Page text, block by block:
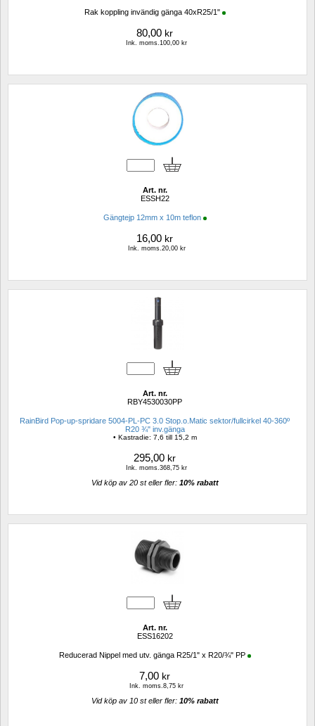
Rak koppling invändig gänga 40xR25/1"
80,00 kr
Ink. moms.100,00 kr
Art. nr.
ESSH22
Gängtejp 12mm x 10m teflon
16,00 kr
Ink. moms.20,00 kr
Art. nr.
RBY4530030PP
RainBird Pop-up-spridare 5004-PL-PC 3.0 Stop.o.Matic sektor/fullcirkel 40-360º
R20 ¾" inv.gänga
• Kastradie: 7,6 till 15,2 m
295,00 kr
Ink. moms.368,75 kr
Vid köp av 20 st eller fler: 10% rabatt
Art. nr.
ESS16202
Reducerad Nippel med utv. gänga R25/1" x R20/¾" PP
7,00 kr
Ink. moms.8,75 kr
Vid köp av 10 st eller fler: 10% rabatt